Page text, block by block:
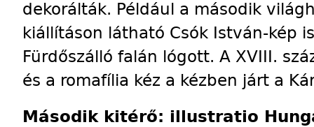
dekorálták. Például a második
kiállításon látható Csók István-kép
Fürdőszálló falán lógott. A XVIII.
és a romafília kéz a kézben járt a
Második kitérő: illustratio